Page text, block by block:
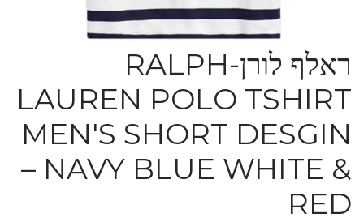
ראלף לורן-RALPH
LAUREN POLO TSHIRT
MEN'S SHORT DESGIN
– NAVY BLUE WHITE &
RED